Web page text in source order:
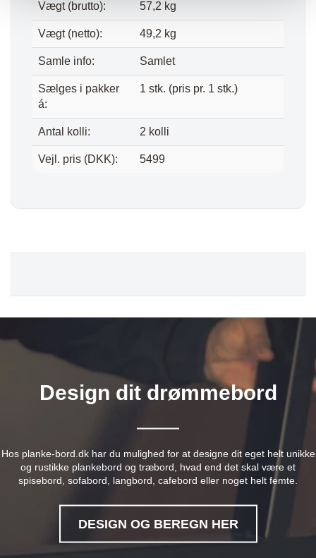
Vægt (brutto): 57,2 kg
Vægt (netto): 49,2 kg
Samle info: Samlet
Sælges i pakker
á:
1 stk. (pris pr. 1 stk.)
Antal kolli: 2 kolli
Vejl. pris (DKK): 5499
Design dit drømmebord
Hos planke-bord.dk har du mulighed for at designe dit eget helt unikke
og rustikke plankebord og træbord, hvad end det skal være et
spisebord, sofabord, langbord, cafebord eller noget helt femte.
DESIGN OG BEREGN HER